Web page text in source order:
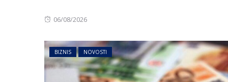
Posted
06/08/2026
BIZNIS NOVOSTI